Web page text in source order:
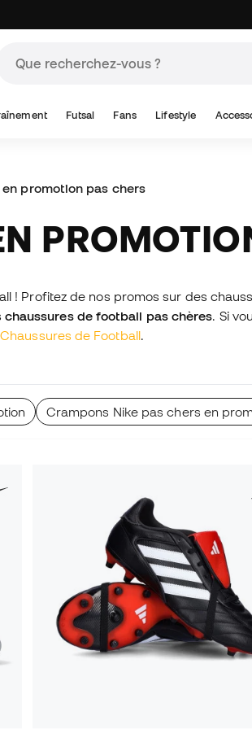
Futsal Fans Lifestyle
promotion pas chers
! Profitez de nos promos sur des
chaussures de football pas chères. Si
de Football.
Crampons Nike pas chers en